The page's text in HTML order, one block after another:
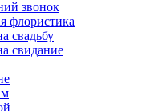
звонок
флористика
свадьбу
свидание